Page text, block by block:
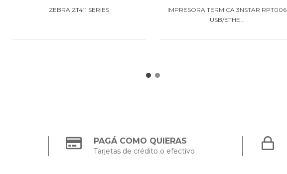
ZEBRA ZT411 SERIES
IMPRESORA TERMICA 3NSTAR RPT006
USB/ETHE...
PAGÁ COMO QUIERAS
Tarjetas de crédito o efectivo